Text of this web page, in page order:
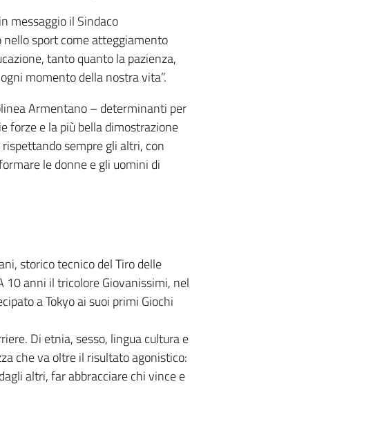
messaggio il Sindaco
sport come atteggiamento
tanto quanto la pazienza,
momento della nostra vita”.
Armentano – determinanti per
forze e la più bella dimostrazione
sempre gli altri, con
le donne e gli uomini di
storico tecnico del Tiro delle
10 anni il tricolore Giovanissimi, nel
a Tokyo ai suoi primi Giochi
Di etnia, sesso, lingua cultura e
che va oltre il risultato agonistico:
altri, far abbracciare chi vince e